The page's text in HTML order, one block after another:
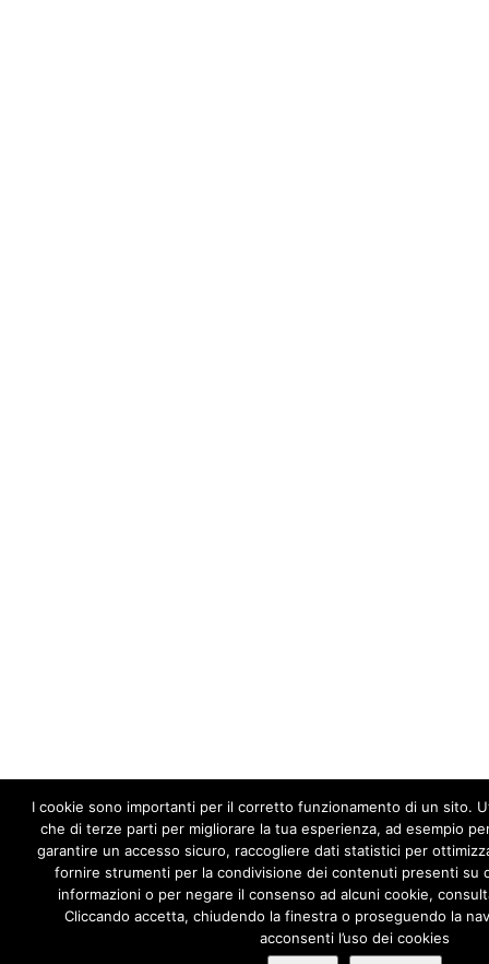
I cookie sono importanti per il corretto funzionamento di un sito.
che di terze parti per migliorare la tua esperienza, ad esempio
garantire un accesso sicuro, raccogliere dati statistici per
fornire strumenti per la condivisione dei contenuti presenti su
informazioni o per negare il consenso ad alcuni cookie,
Cliccando accetta, chiudendo la finestra o proseguendo la
acconsenti l’uso dei cookies